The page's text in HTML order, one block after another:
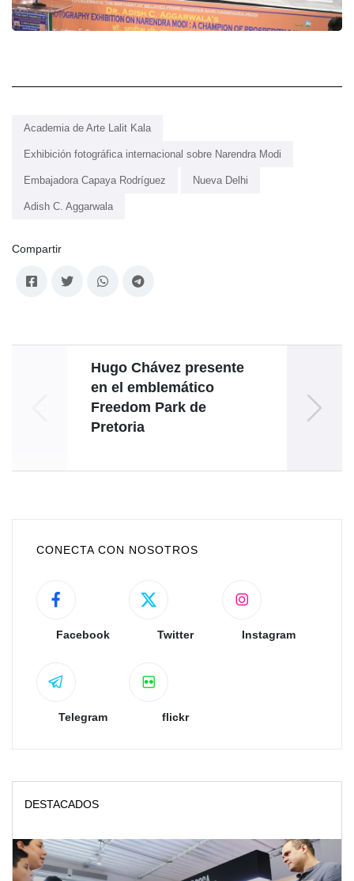
Academia de Arte Lalit Kala
Exhibición fotográfica internacional sobre Narendra Modi
Embajadora Capaya Rodríguez Nueva Delhi
Adish C. Aggarwala
Compartir
Hugo Chávez presente
en el emblemático
Freedom Park de
Pretoria
CONECTA CON NOSOTROS
Facebook Twitter Instagram
Telegram flickr
DESTACADOS